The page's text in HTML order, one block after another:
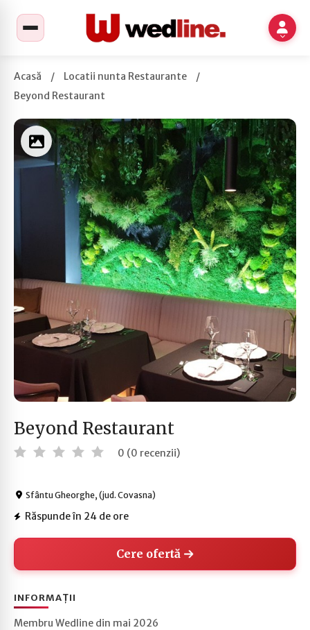
Acasă / Locatii nunta Restaurante
/
Beyond Restaurant
Beyond Restaurant
0 (0 recenzii)
Sfântu Gheorghe, (jud. Covasna)
Răspunde în 24 de ore
Cere ofertă
INFORMAȚII
Membru Wedline din mai 2026